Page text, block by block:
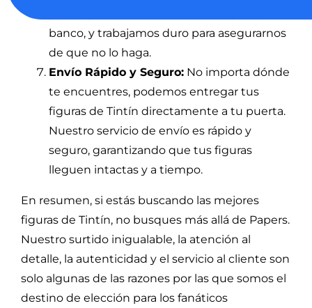
banco, y trabajamos duro para asegurarnos
de que no lo haga.
Envío Rápido y Seguro: No importa dónde
te encuentres, podemos entregar tus
figuras de Tintín directamente a tu puerta.
Nuestro servicio de envío es rápido y
seguro, garantizando que tus figuras
lleguen intactas y a tiempo.
En resumen, si estás buscando las mejores
figuras de Tintín, no busques más allá de Papers.
Nuestro surtido inigualable, la atención al
detalle, la autenticidad y el servicio al cliente son
solo algunas de las razones por las que somos el
destino de elección para los fanáticos